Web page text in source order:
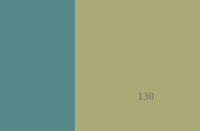
130